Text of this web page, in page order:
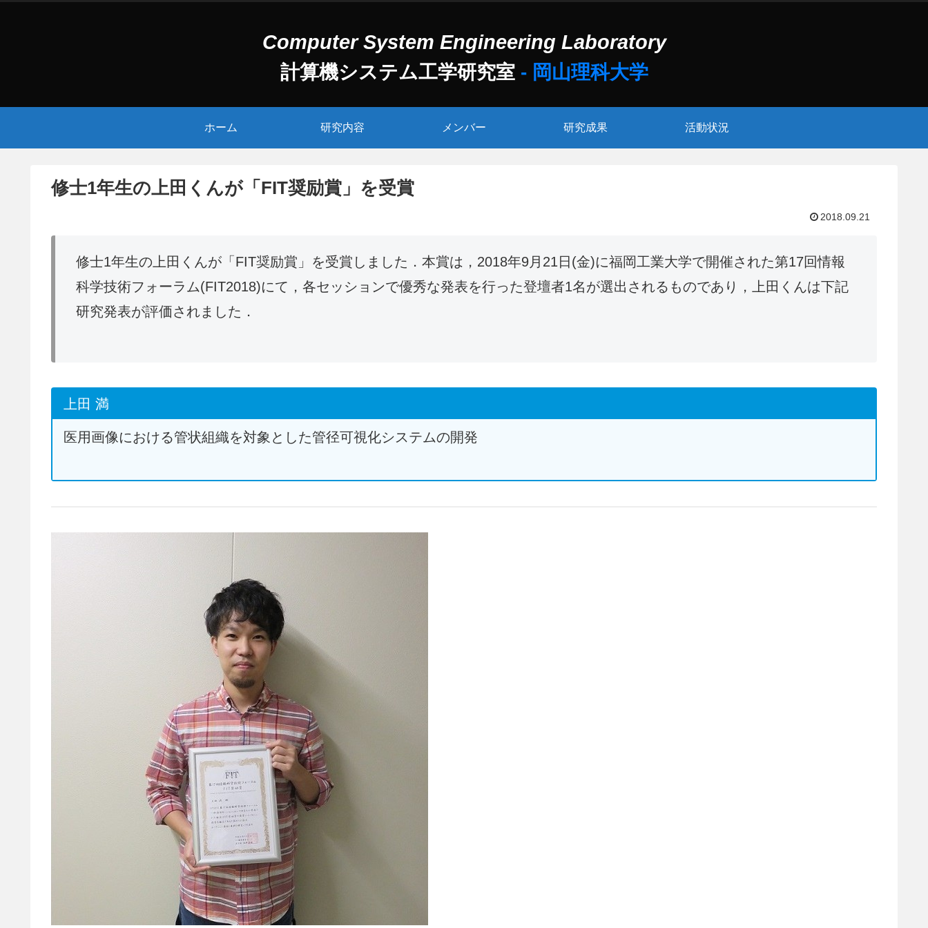
計算機システム工学研究室
ホーム 研究内容 メンバー 研究成果 活動状況
修士1年生の上田くんが「FIT奨励賞」を受賞
2018.09.21
修士1年生の上田くんが「FIT奨励賞」を受賞しました．本賞は，2018年9月21日(金)に福岡工業大学で開催された第17回情報
科学技術フォーラム(FIT2018)にて，各セッションで優秀な発表を行った登壇者1名が選出されるものであり，上田くんは下記
研究発表が評価されました．
上田 満
医用画像における管状組織を対象とした管径可視化システムの開発